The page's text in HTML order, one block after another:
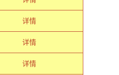
详情
详情
详情